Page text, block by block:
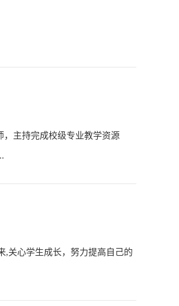
，主持完成校级专业教学资源
,关心学生成长，努力提高自己的